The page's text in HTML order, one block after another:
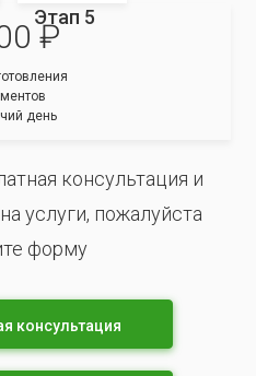
Этап 5
₽
день
консультация и
услуги, пожалуйста
форму
консультация